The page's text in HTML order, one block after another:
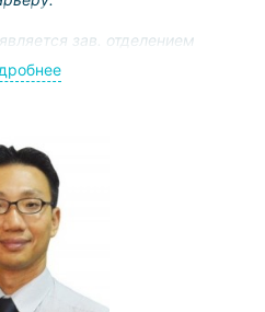
зав. отделением
центра им. Сураски.
практике офтальмологии.
премий за научные
своей области.